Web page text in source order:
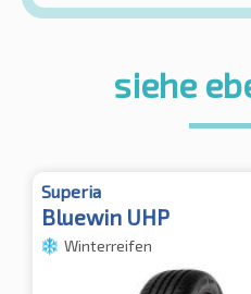
siehe
Superia
Bluewin UHP
Winterreifen